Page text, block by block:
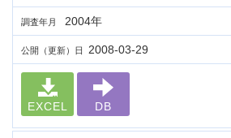
調査年月 2004年
公開（更新）日 2008-03-29
EXCEL DB